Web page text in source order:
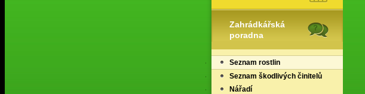
Zahrádkářská
poradna
Seznam rostlin
Seznam škodlivých činitelů
Nářadí